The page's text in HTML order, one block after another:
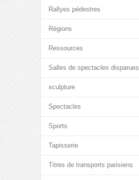
Rallyes pédestres
Régions
Ressources
Salles de spectacles disparues
sculpture
Spectacles
Sports
Tapisserie
Titres de transports parisiens